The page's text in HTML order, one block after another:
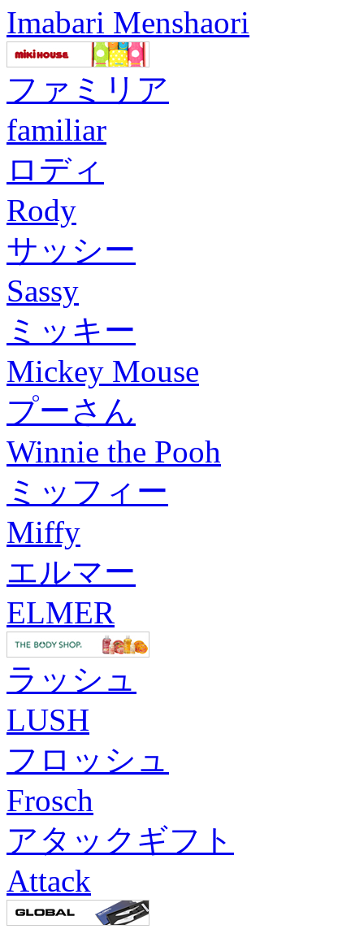
Imabari Menshaori
ファミリア
familiar
ロディ
Rody
サッシー
Sassy
ミッキー
Mickey Mouse
プーさん
Winnie the Pooh
ミッフィー
Miffy
エルマー
ELMER
ラッシュ
LUSH
フロッシュ
Frosch
アタックギフト
Attack